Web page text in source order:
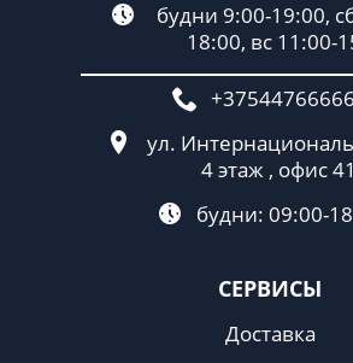
СЕРВИСЫ
Доставка
будни 9:00-19:00,
18:00, вс 11:00-
ул.
4 этаж , офис
будни: 09:00-